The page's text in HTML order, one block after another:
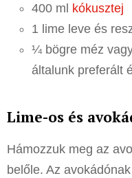
400 ml kókusztej
1 lime leve és
¼ bögre méz
általunk preferált
Lime-os és
Hámozzuk meg az
belőle. Az